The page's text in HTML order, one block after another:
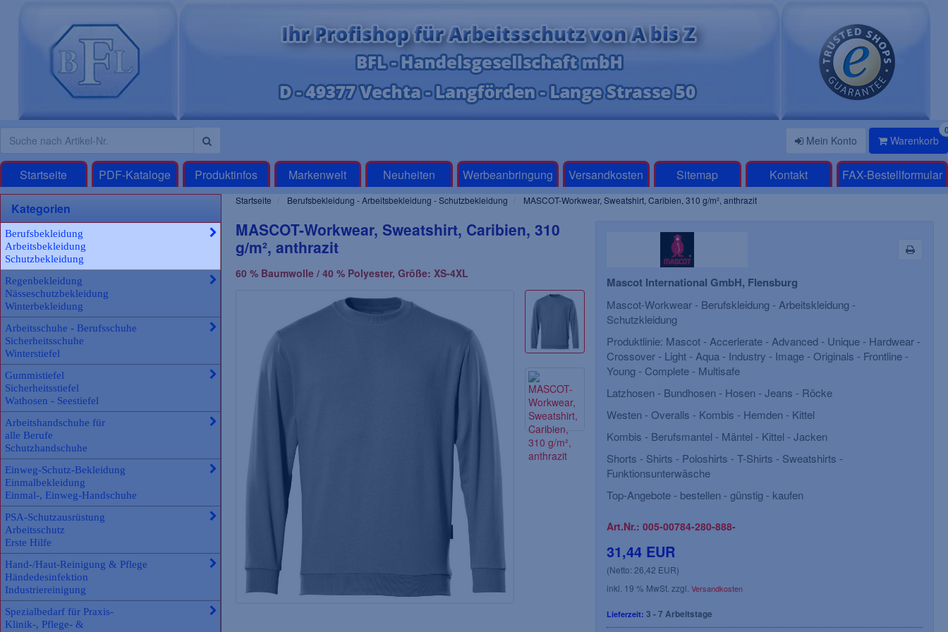
Mein Konto Warenkorb
Startseite PDF-Kataloge Produktinfos Markenwelt Neuheiten Werbeanbringung Versandkosten Sitemap Kontakt FAX-Bestellformular
Startseite Berufsbekleidung - Arbeitsbekleidung - Schutzbekleidung MASCOT-Workwear, Sweatshirt, Caribien, 310 g/m², anthrazit
MASCOT-Workwear, Sweatshirt, Caribien, 310
g/m², anthrazit
60 % Baumwolle / 40 % Polyester, Größe: XS-4XL
Mascot International GmbH, Flensburg
Mascot-Workwear - Berufskleidung - Arbeitskleidung -
Schutzkleidung
Produktlinie: Mascot - Accerlerate - Advanced - Unique - Hardwear -
Crossover - Light - Aqua - Industry - Image - Originals - Frontline -
Young - Complete - Multisafe
Latzhosen - Bundhosen - Hosen - Jeans - Röcke
Westen - Overalls - Kombis - Hemden - Kittel
Kombis - Berufsmantel - Mäntel - Kittel - Jacken
Shorts - Shirts - Poloshirts - T-Shirts - Sweatshirts -
Funktionsunterwäsche
Top-Angebote - bestellen - günstig - kaufen
Art.Nr.: 005-00784-280-888-
31,44 EUR
(Netto: 26,42 EUR)
inkl. 19 % MwSt. zzgl. Versandkosten
Lieferzeit: 3 - 7 Arbeitstage
Kategorien
Berufsbekleidung
Arbeitsbekleidung
Schutzbekleidung
Regenbekleidung
Nässeschutzbekleidung
Winterbekleidung
Arbeitsschuhe - Berufsschuhe
Sicherheitsschuhe
Winterstiefel
Gummistiefel
Sicherheitsstiefel
Wathosen - Seestiefel
Arbeitshandschuhe für
alle Berufe
Schutzhandschuhe
Einweg-Schutz-Bekleidung
Einmalbekleidung
Einmal-, Einweg-Handschuhe
PSA-Schutzausrüstung
Arbeitsschutz
Erste Hilfe
Hand-/Haut-Reinigung & Pflege
Händedesinfektion
Industriereinigung
Spezialbedarf für Praxis-
Klinik-, Pflege- &